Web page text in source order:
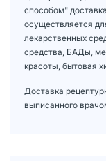
способом"
осуществляется
лекарственных
средства, БАДы,
красоты, бытовая
Доставка
выписанного